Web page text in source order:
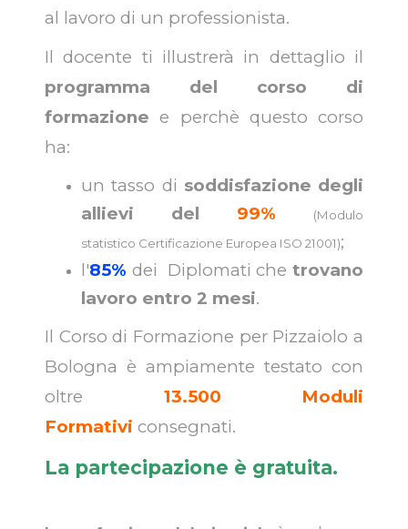
al lavoro di un professionista.
Il docente ti illustrerà in dettaglio il
programma del corso di
formazione e perchè questo corso
ha:
un tasso di soddisfazione degli
allievi del 99%
(Modulo
statistico Certificazione Europea ISO 21001);
l'85% dei Diplomati che trovano
lavoro entro 2 mesi.
Il Corso di Formazione per Pizzaiolo a
Bologna è ampiamente testato con
oltre 13.500 Moduli
Formativi consegnati.
La partecipazione è gratuita.